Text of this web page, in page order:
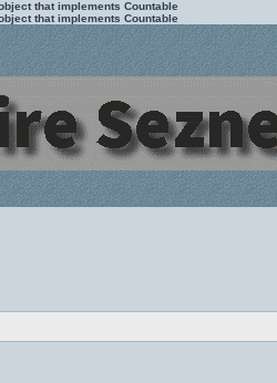
that implements Countable
that implements Countable